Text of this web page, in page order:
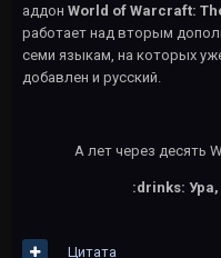
аддон World of Warcraft:
работает над вторым
семи языкам, на которых
добавлен и русский.
А лет через десять
:drinks:
Цитата